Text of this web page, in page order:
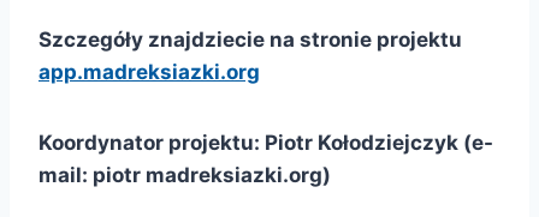
Szczegóły znajdziecie na stronie projektu
app.madreksiazki.org
Koordynator projektu: Piotr Kołodziejczyk (e-
mail: piotr madreksiazki.org)